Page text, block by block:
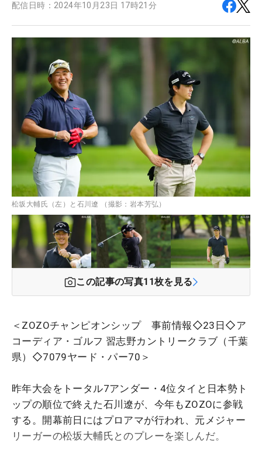
配信日時： 2024年10月23日 17時21分
松坂大輔氏（左）と石川遼 （撮影：岩本芳弘）
この記事の写真11枚を見る
＜ZOZOチャンピオンシップ 事前情報◇23日◇ア
コーディア・ゴルフ 習志野カントリークラブ（千葉
県）◇7079ヤード・パー70＞
昨年大会をトータル7アンダー・4位タイと日本勢ト
ップの順位で終えた石川遼が、今年もZOZOに参戦
する。開幕前日にはプロアマが行われ、元メジャー
リーガーの松坂大輔氏とのプレーを楽しんだ。